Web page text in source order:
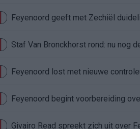
Feyenoord geeft met Zechiël
Staf Van Bronckhorst rond: nu nog
Feyenoord lost met nieuwe
Feyenoord begint voorbereiding
Givairo Read spreekt zich uit over